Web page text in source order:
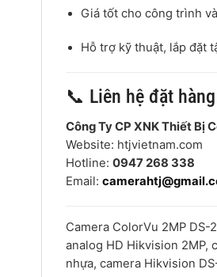
Giá tốt cho công trình
Hỗ trợ kỹ thuật, lắp đặt
📞 Liên hệ đặt hàng
Công Ty CP XNK Thiết Bị
Website: htjvietnam.com
Hotline: 0947 268 338
Email:
Camera ColorVu 2MP
analog HD Hikvision 2MP,
nhựa, camera Hikvision